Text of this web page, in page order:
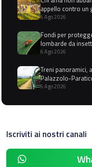
appello contro un
6 Ago 2026
Fondi per
lombarde da
6 Ago 2026
Treni panoramici,
Palazzolo-
6 Ago 2026
Iscriviti ai nostri canali